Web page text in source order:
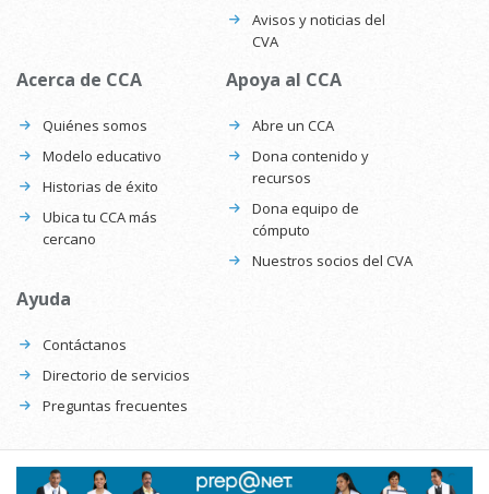
Avisos y noticias del
CVA
Acerca de CCA
Quiénes somos
Modelo educativo
Historias de éxito
Ubica tu CCA más
cercano
Apoya al CCA
Abre un CCA
Dona contenido y
recursos
Dona equipo de
cómputo
Nuestros socios del CVA
Ayuda
Contáctanos
Directorio de servicios
Preguntas frecuentes